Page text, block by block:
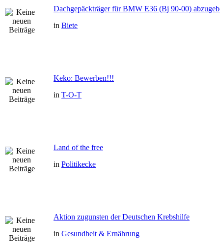
Dachgepäckträger für BMW E36 (Bj 90-00)
in Biete
Keko: Bewerben!!!
in T-O-T
Land of the free
in Politikecke
Aktion zugunsten der Deutschen Krebshilfe
in Gesundheit & Ernährung